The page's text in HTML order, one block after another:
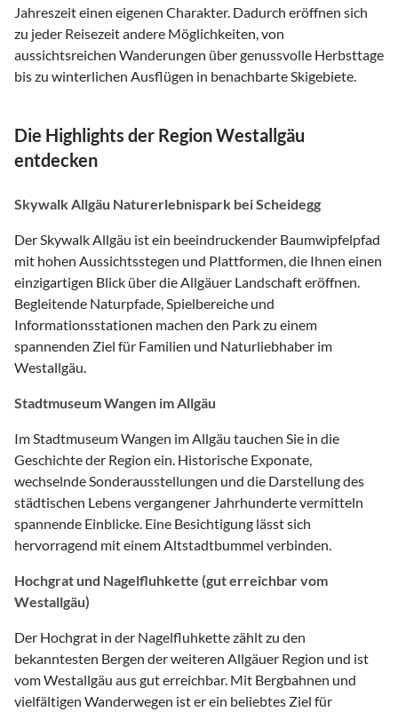
Jahreszeit einen eigenen Charakter. Dadurch eröffnen sich
zu jeder Reisezeit andere Möglichkeiten, von
aussichtsreichen Wanderungen über genussvolle Herbsttage
bis zu winterlichen Ausflügen in benachbarte Skigebiete.
Die Highlights der Region Westallgäu
entdecken
Skywalk Allgäu Naturerlebnispark bei Scheidegg
Der Skywalk Allgäu ist ein beeindruckender Baumwipfelpfad
mit hohen Aussichtsstegen und Plattformen, die Ihnen einen
einzigartigen Blick über die Allgäuer Landschaft eröffnen.
Begleitende Naturpfade, Spielbereiche und
Informationsstationen machen den Park zu einem
spannenden Ziel für Familien und Naturliebhaber im
Westallgäu.
Stadtmuseum Wangen im Allgäu
Im Stadtmuseum Wangen im Allgäu tauchen Sie in die
Geschichte der Region ein. Historische Exponate,
wechselnde Sonderausstellungen und die Darstellung des
städtischen Lebens vergangener Jahrhunderte vermitteln
spannende Einblicke. Eine Besichtigung lässt sich
hervorragend mit einem Altstadtbummel verbinden.
Hochgrat und Nagelfluhkette (gut erreichbar vom
Westallgäu)
Der Hochgrat in der Nagelfluhkette zählt zu den
bekanntesten Bergen der weiteren Allgäuer Region und ist
vom Westallgäu aus gut erreichbar. Mit Bergbahnen und
vielfältigen Wanderwegen ist er ein beliebtes Ziel für